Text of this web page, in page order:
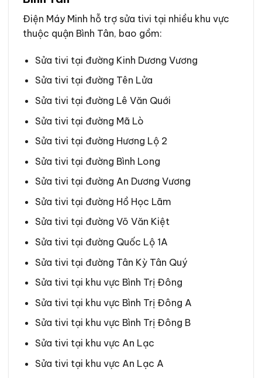
Điện Máy Minh hỗ trợ sửa tivi tại nhiều khu vực
thuộc quận Bình Tân, bao gồm:
Sửa tivi tại đường Kinh Dương Vương
Sửa tivi tại đường Tên Lửa
Sửa tivi tại đường Lê Văn Quới
Sửa tivi tại đường Mã Lò
Sửa tivi tại đường Hương Lộ 2
Sửa tivi tại đường Bình Long
Sửa tivi tại đường An Dương Vương
Sửa tivi tại đường Hồ Học Lãm
Sửa tivi tại đường Võ Văn Kiệt
Sửa tivi tại đường Quốc Lộ 1A
Sửa tivi tại đường Tân Kỳ Tân Quý
Sửa tivi tại khu vực Bình Trị Đông
Sửa tivi tại khu vực Bình Trị Đông A
Sửa tivi tại khu vực Bình Trị Đông B
Sửa tivi tại khu vực An Lạc
Sửa tivi tại khu vực An Lạc A